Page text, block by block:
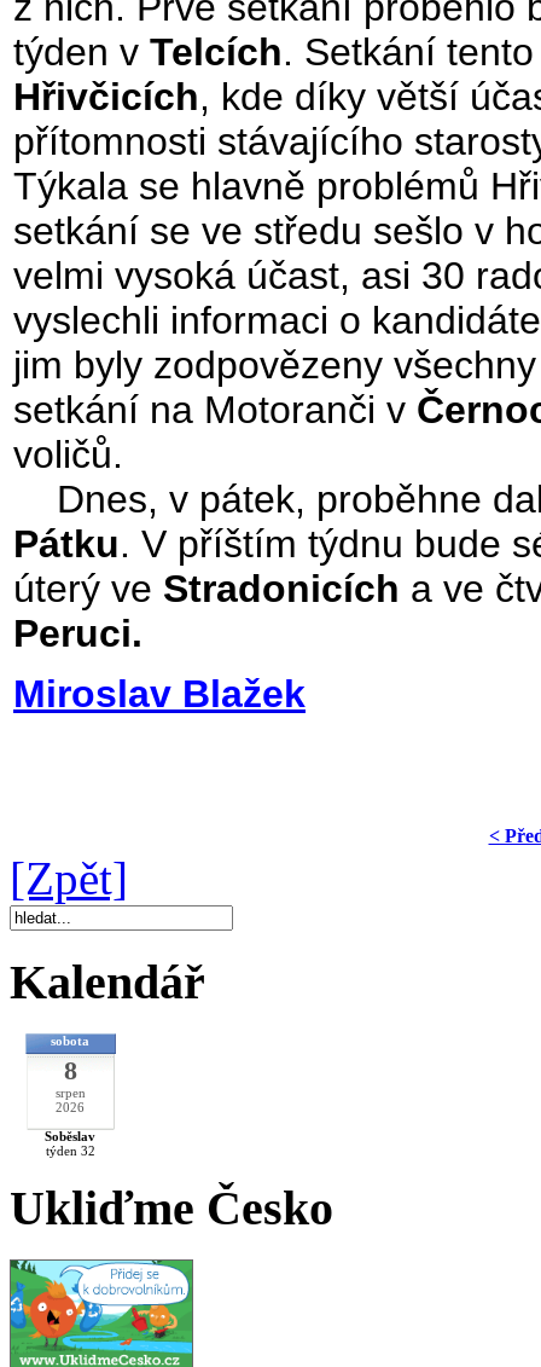
týden v Telcích. Setkání
Hřivčicích, kde díky větší
přítomnosti stávajícího
Týkala se hlavně problémů
setkání se ve středu sešlo v
velmi vysoká účast, asi 30
vyslechli informaci o
jim byly zodpovězeny
setkání na Motoranči v
voličů.
Dnes, v pátek, proběhne
Pátku. V příštím týdnu bude
úterý ve Stradonicích a ve
Peruci.
Miroslav Blažek
<
[Zpět]
Kalendář
sobota
8
srpen
2026
Soběslav
týden 32
Ukliďme Česko